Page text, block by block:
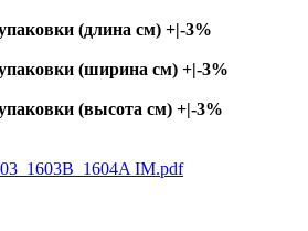
(длина см) +|-3%
(ширина см) +|-3%
(высота см) +|-3%
IM.pdf